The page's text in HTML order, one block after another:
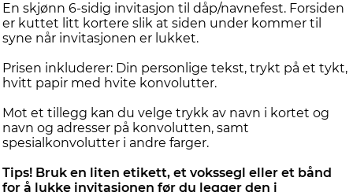
En skjønn 6-sidig invitasjon til dåp/navnefest. Forsiden
er kuttet litt kortere slik at siden under kommer til
syne når invitasjonen er lukket.
Prisen inkluderer: Din personlige tekst, trykt på et tykt,
hvitt papir med hvite konvolutter.
Mot et tillegg kan du velge trykk av navn i kortet og
navn og adresser på konvolutten, samt
spesialkonvolutter i andre farger.
Tips! Bruk en liten etikett, et vokssegl eller et bånd
for å lukke invitasjonen før du legger den i